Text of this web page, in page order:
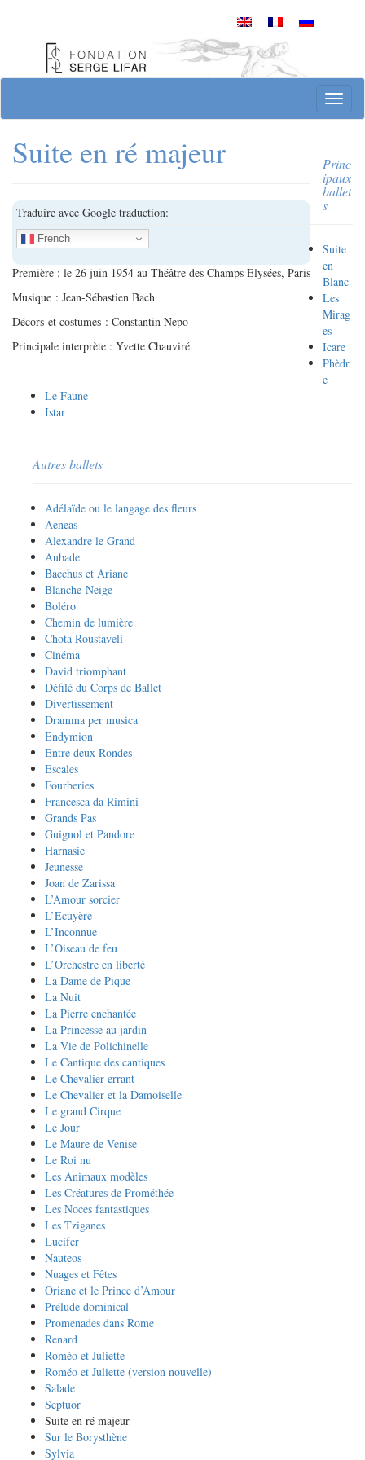
T
o
l
e
i
a
t
i
n
Suite en ré majeur
Traduire avec Google traduction:
French
Première : le 26 juin 1954 au Théâtre des Champs Elysées, Paris
Musique : Jean-Sébastien Bach
Décors et costumes : Constantin Nepo
Principale interprète : Yvette Chauviré
Princ
ipaux
ballet
s
Suite
en
Blanc
Les
Mirag
es
Icare
Phèdr
e
Le Faune
Istar
Autres ballets
Adélaïde ou le langage des fleurs
Aeneas
Alexandre le Grand
Aubade
Bacchus et Ariane
Blanche-Neige
Boléro
Chemin de lumière
Chota Roustaveli
Cinéma
David triomphant
Défilé du Corps de Ballet
Divertissement
Dramma per musica
Endymion
Entre deux Rondes
Escales
Fourberies
Francesca da Rimini
Grands Pas
Guignol et Pandore
Harnasie
Jeunesse
Joan de Zarissa
L’Amour sorcier
L’Ecuyère
L’Inconnue
L’Oiseau de feu
L’Orchestre en liberté
La Dame de Pique
La Nuit
La Pierre enchantée
La Princesse au jardin
La Vie de Polichinelle
Le Cantique des cantiques
Le Chevalier errant
Le Chevalier et la Damoiselle
Le grand Cirque
Le Jour
Le Maure de Venise
Le Roi nu
Les Animaux modèles
Les Créatures de Prométhée
Les Noces fantastiques
Les Tziganes
Lucifer
Nauteos
Nuages et Fêtes
Oriane et le Prince d’Amour
Prélude dominical
Promenades dans Rome
Renard
Roméo et Juliette
Roméo et Juliette (version nouvelle)
Salade
Septuor
Suite en ré majeur
Sur le Borysthène
Sylvia